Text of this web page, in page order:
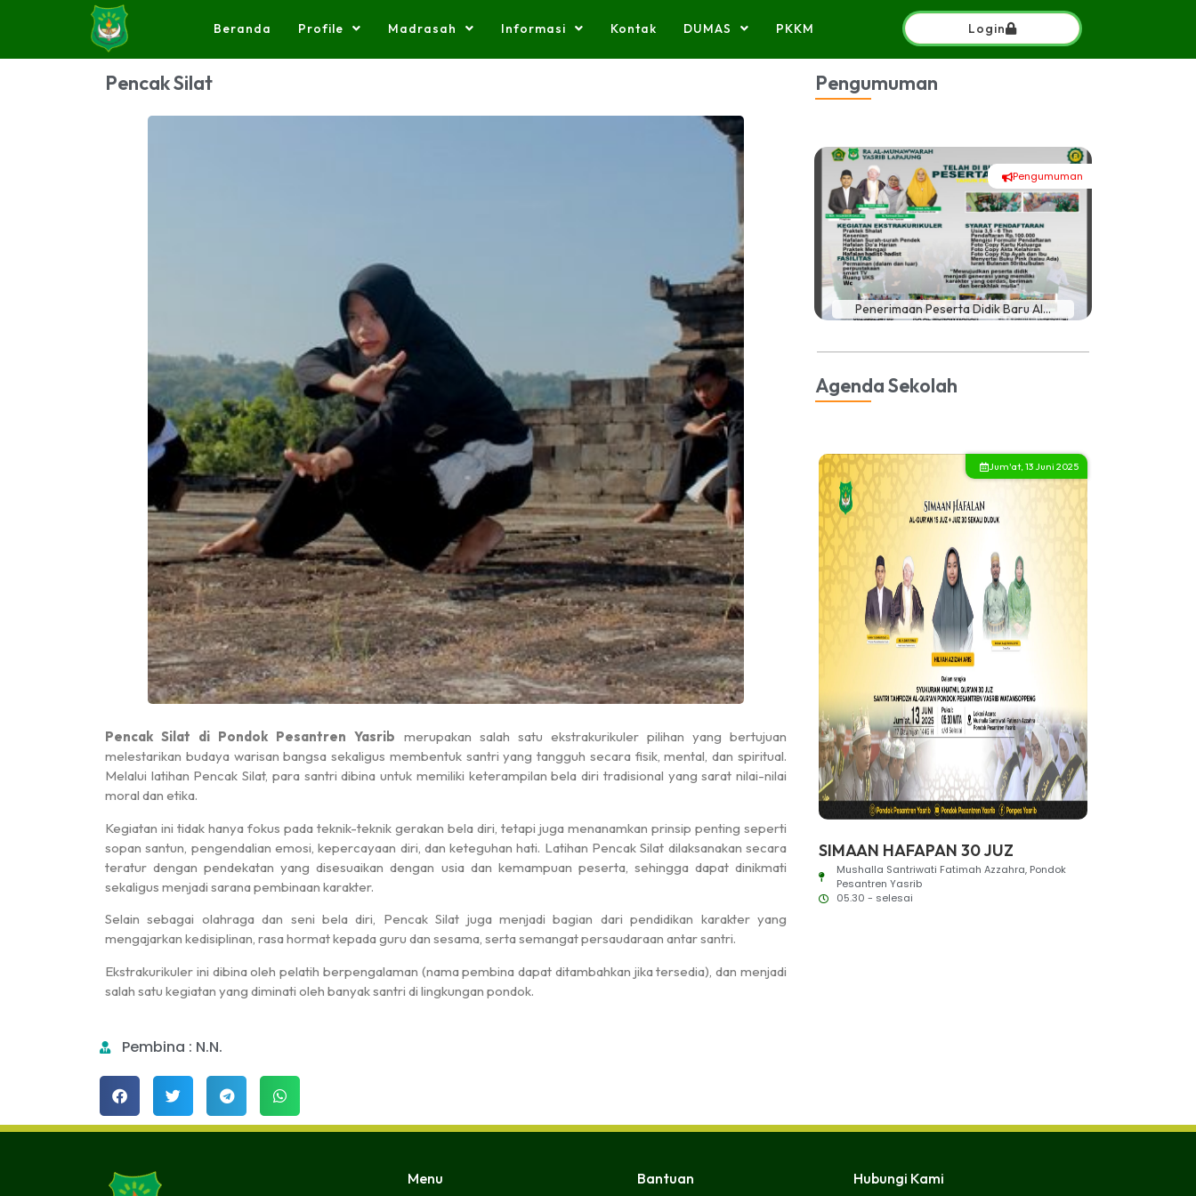
Beranda Profile Madrasah Informasi Kontak DUMAS PKKM Login
Pencak Silat
Pencak Silat di Pondok Pesantren Yasrib merupakan salah satu ekstrakurikuler pilihan yang bertujuan
melestarikan budaya warisan bangsa sekaligus membentuk santri yang tangguh secara fisik, mental, dan spiritual.
Melalui latihan Pencak Silat, para santri dibina untuk memiliki keterampilan bela diri tradisional yang sarat nilai-nilai
moral dan etika.
Kegiatan ini tidak hanya fokus pada teknik-teknik gerakan bela diri, tetapi juga menanamkan prinsip penting seperti
sopan santun, pengendalian emosi, kepercayaan diri, dan keteguhan hati. Latihan Pencak Silat dilaksanakan secara
teratur dengan pendekatan yang disesuaikan dengan usia dan kemampuan peserta, sehingga dapat dinikmati
sekaligus menjadi sarana pembinaan karakter.
Selain sebagai olahraga dan seni bela diri, Pencak Silat juga menjadi bagian dari pendidikan karakter yang
mengajarkan kedisiplinan, rasa hormat kepada guru dan sesama, serta semangat persaudaraan antar santri.
Ekstrakurikuler ini dibina oleh pelatih berpengalaman (nama pembina dapat ditambahkan jika tersedia), dan menjadi
salah satu kegiatan yang diminati oleh banyak santri di lingkungan pondok.
Pembina : N.N.
Pengumuman
Tabligh Akbar Dan Penamatan Umum... Mekanisme Penyambutan Santri Baru
Pengumuman
#
Penerimaan Peserta Didik Baru Al...
Agenda Sekolah
Minggu, 15 Juni 2025
Tabligh Akbar dan Penamatan
Umu...
Halaman PONPES Yasrib 08.00 - 13.00
Selasa-Rabu, (01 Juli s.d. 02 Juli 2025)
FAMILY GATHERING PART II
Makassar 06:00
Jum'at, 13 Juni 2025
SIMAAN HAFAPAN 30 JUZ
Mushalla Santriwati Fatimah Azzahra, Pondok
Pesantren Yasrib
05.30 - selesai
Menu Bantuan Hubungi Kami